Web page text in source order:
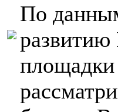
По
площадки